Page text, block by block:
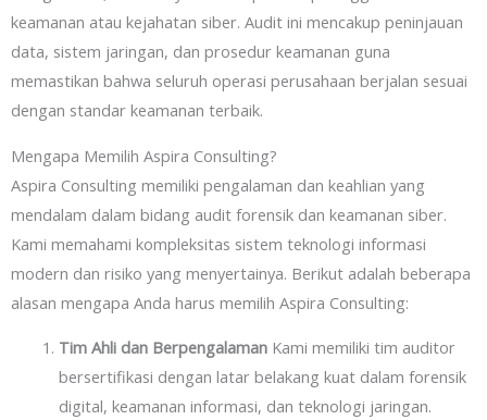
keamanan atau kejahatan siber. Audit ini mencakup peninjauan
data, sistem jaringan, dan prosedur keamanan guna
memastikan bahwa seluruh operasi perusahaan berjalan sesuai
dengan standar keamanan terbaik.
Mengapa Memilih Aspira Consulting?
Aspira Consulting memiliki pengalaman dan keahlian yang
mendalam dalam bidang audit forensik dan keamanan siber.
Kami memahami kompleksitas sistem teknologi informasi
modern dan risiko yang menyertainya. Berikut adalah beberapa
alasan mengapa Anda harus memilih Aspira Consulting:
Tim Ahli dan BerpengalamanKami memiliki tim auditor
bersertifikasi dengan latar belakang kuat dalam forensik
digital, keamanan informasi, dan teknologi jaringan.